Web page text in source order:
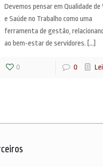
Devemos pensar em Qualidade de
e Saúde no Trabalho como uma
ferramenta de gestão,
ao bem-estar de servidores. […]
0 0